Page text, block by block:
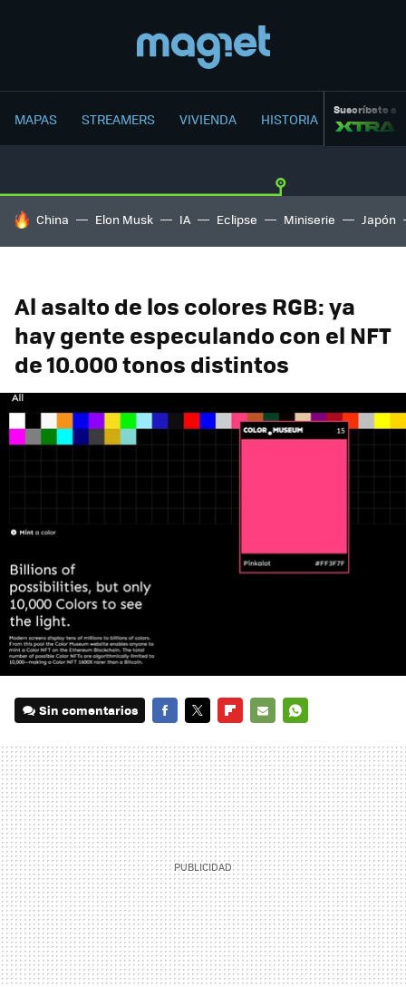
MAPAS STREAMERS VIVIENDA HISTORIA Suscríbete a
HOY SE HABLA DE
China Elon Musk IA Eclipse Miniserie Japón
Al asalto de los colores RGB: ya
hay gente especulando con el NFT
de 10.000 tonos distintos
Sin comentarios
MAIL